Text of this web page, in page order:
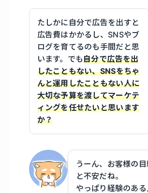
たしかに自分で広告を出すと
広告費はかかるし、SNSやブ
ログを育てるのも手間だと思
います。でも自分で広告を出
したこともない、SNSをちゃ
んと運用したこともない人に
大切な予算を渡してマーケテ
ィングを任せたいと思います
か？
うーん、お客様の
と不安だね。
やっぱり経験のあ